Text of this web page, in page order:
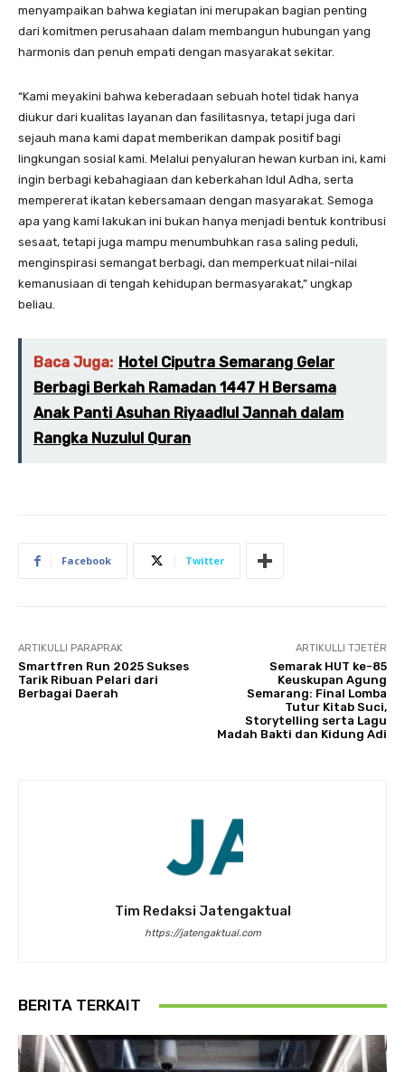
menyampaikan bahwa kegiatan ini merupakan bagian penting
dari komitmen perusahaan dalam membangun hubungan yang
harmonis dan penuh empati dengan masyarakat sekitar.
“Kami meyakini bahwa keberadaan sebuah hotel tidak hanya
diukur dari kualitas layanan dan fasilitasnya, tetapi juga dari
sejauh mana kami dapat memberikan dampak positif bagi
lingkungan sosial kami. Melalui penyaluran hewan kurban ini, kami
ingin berbagi kebahagiaan dan keberkahan Idul Adha, serta
mempererat ikatan kebersamaan dengan masyarakat. Semoga
apa yang kami lakukan ini bukan hanya menjadi bentuk kontribusi
sesaat, tetapi juga mampu menumbuhkan rasa saling peduli,
menginspirasi semangat berbagi, dan memperkuat nilai-nilai
kemanusiaan di tengah kehidupan bermasyarakat,” ungkap
beliau.
Baca Juga: Hotel Ciputra Semarang Gelar
Berbagi Berkah Ramadan 1447 H Bersama
Anak Panti Asuhan Riyaadlul Jannah dalam
Rangka Nuzulul Quran
Facebook Twitter
ARTIKULLI PARAPRAK
Smartfren Run 2025 Sukses
Tarik Ribuan Pelari dari
Berbagai Daerah
ARTIKULLI TJETËR
Semarak HUT ke-85
Keuskupan Agung
Semarang: Final Lomba
Tutur Kitab Suci,
Storytelling serta Lagu
Madah Bakti dan Kidung Adi
Tim Redaksi Jatengaktual
https://jatengaktual.com
BERITA TERKAIT